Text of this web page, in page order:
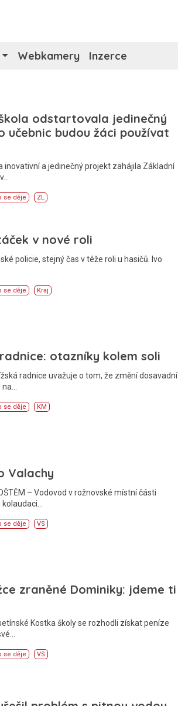
Webkamery Inzerce
odstartovala jedinečný
učebnic budou žáci používat
inovativní a jedinečný projekt zahájila Základní
se děje ZL
v nové roli
policie, stejný čas v téže roli u hasičů. Ivo
se děje Kraj
otazníky kolem soli
radnice uvažuje o tom, že změní dosavadní
na…
se děje KM
Valachy
– Vodovod v rožnovské místní části
se děje VS
zraněné Dominiky: jdeme ti
Kostka školy se rozhodli získat peníze
se děje VS